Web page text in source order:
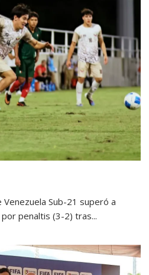
Venezuela Sub-21 superó a
penaltis (3-2) tras...